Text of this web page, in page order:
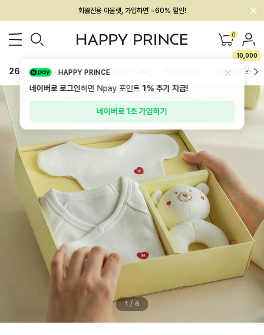
멤버십 최대 28,000원 혜택
0
10,000
26SS 신상 BEST BABY[6~12M] 하의/레깅스
1 / 6
HAPPY PRINCE
네이버로 로그인하면 Npay 포인트1%추가 지급!
네이버로 1초 가입하기